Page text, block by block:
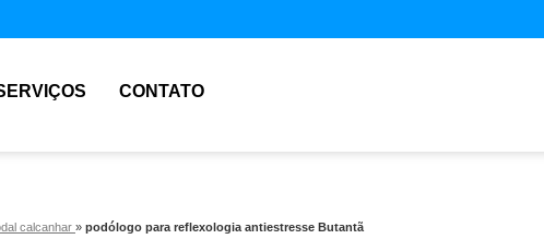
CONTATO
calcanhar » podólogo para reflexologia antiestresse Butantã